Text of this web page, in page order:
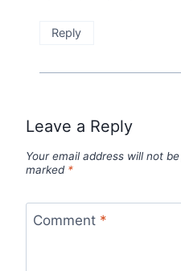
Reply
Leave a Reply
Your email address will not
marked *
Comment *